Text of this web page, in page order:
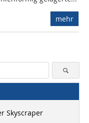
mehr
Skyscraper